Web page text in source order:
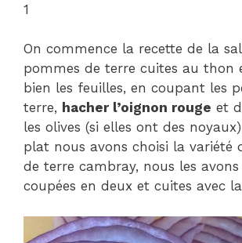
1
On commence la recette de la
pommes de terre cuites au thon
bien les feuilles, en coupant les
terre, hacher l’oignon rouge et
les olives (si elles ont des
plat nous avons choisi la variété
de terre cambray, nous les
coupées en deux et cuites avec